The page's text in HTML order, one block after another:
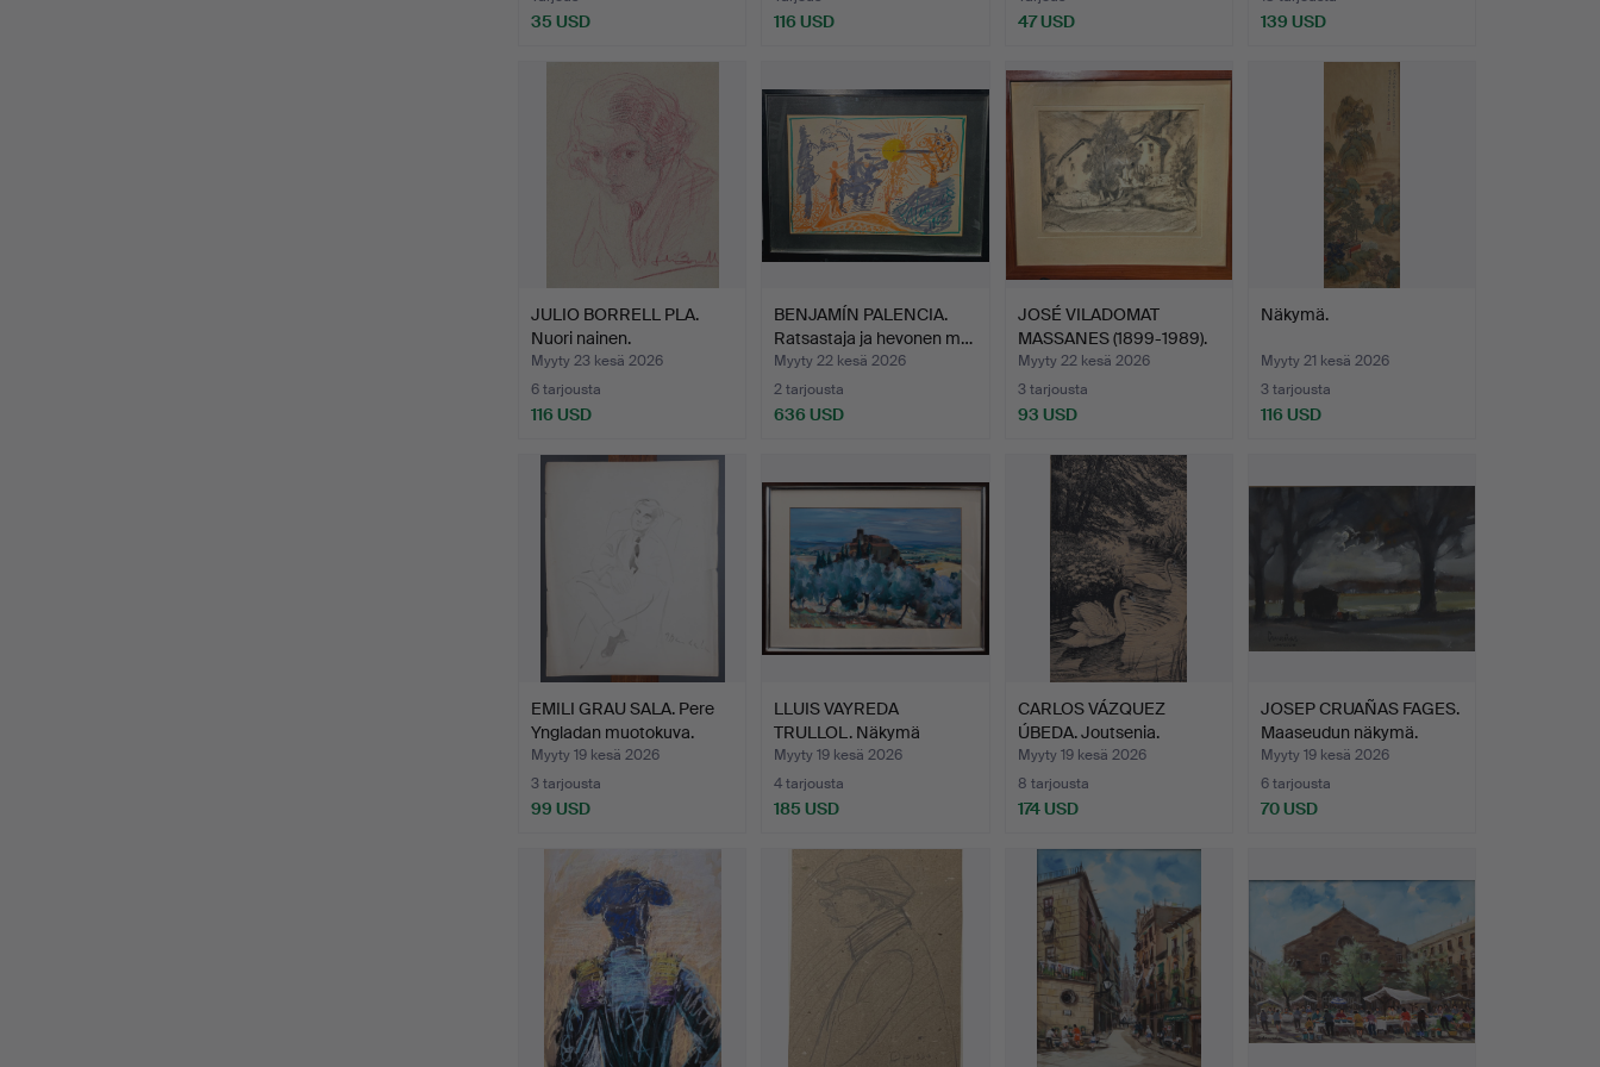
35 USD 116 USD 47 USD 139 USD
JULIO BORRELL PLA.
Nuori nainen.
Myyty 23 kesä 2026
6 tarjousta
116 USD
BENJAMÍN PALENCIA.
Ratsastaja ja hevonen m…
Myyty 22 kesä 2026
2 tarjousta
636 USD
JOSÉ VILADOMAT
MASSANES (1899-1989).
"Mi t…
Myyty 22 kesä 2026
3 tarjousta
93 USD
Näkymä.
Myyty 21 kesä 2026
3 tarjousta
116 USD
EMILI GRAU SALA. Pere
Yngladan muotokuva.
Myyty 19 kesä 2026
3 tarjousta
99 USD
LLUIS VAYREDA
TRULLOL. Näkymä
maaseudulle.
Myyty 19 kesä 2026
4 tarjousta
185 USD
CARLOS VÁZQUEZ
ÚBEDA. Joutsenia.
Myyty 19 kesä 2026
8 tarjousta
174 USD
JOSEP CRUAÑAS FAGES.
Maaseudun näkymä.
Myyty 19 kesä 2026
6 tarjousta
70 USD